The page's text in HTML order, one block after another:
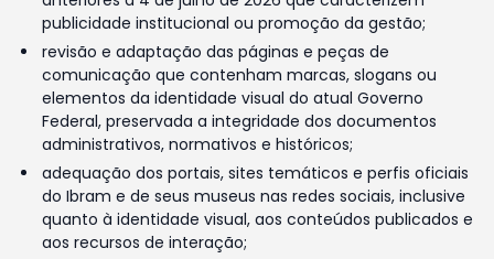
publicidade institucional ou promoção da gestão;
revisão e adaptação das páginas e peças de
comunicação que contenham marcas, slogans ou
elementos da identidade visual do atual Governo
Federal, preservada a integridade dos documentos
administrativos, normativos e históricos;
adequação dos portais, sites temáticos e perfis oficiais
do Ibram e de seus museus nas redes sociais, inclusive
quanto à identidade visual, aos conteúdos publicados e
aos recursos de interação;